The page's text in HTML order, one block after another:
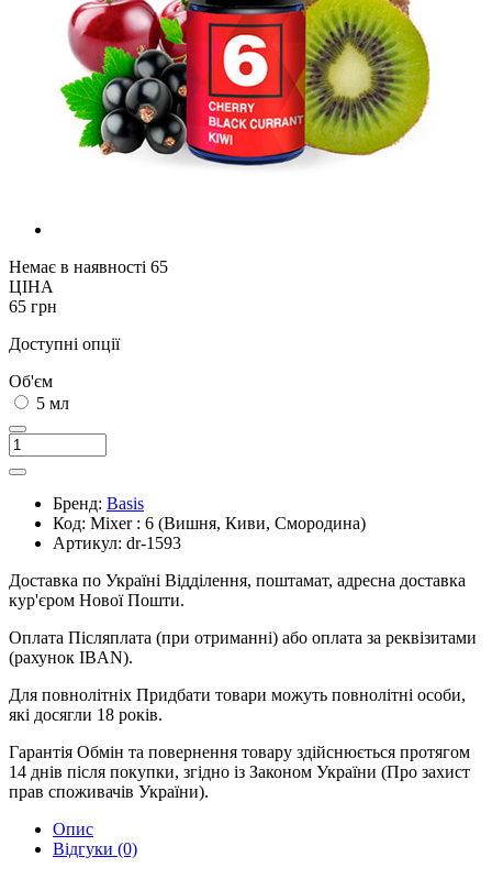
Немає в наявності 65
ЦІНА
65 грн
Доступні опції
Об'єм
5 мл
Бренд: Basis
Код: Mixer : 6 (Вишня, Киви, Смородина)
Артикул: dr-1593
Доставка по Україні Відділення, поштамат, адресна доставка
кур'єром Нової Пошти.
Оплата Післяплата (при отриманні) або оплата за реквізитами
(рахунок IBAN).
Для повнолітніх Придбати товари можуть повнолітні особи,
які досягли 18 років.
Гарантія Обмін та повернення товару здійснюється протягом
14 днів після покупки, згідно із Законом України (Про захист
прав споживачів України).
Опис
Відгуки (0)